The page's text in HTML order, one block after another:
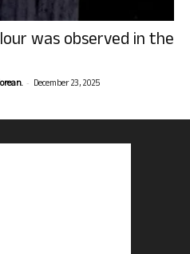
was observed in the
- December 23, 2025